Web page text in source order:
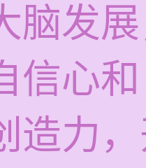
脑发
信心
造力